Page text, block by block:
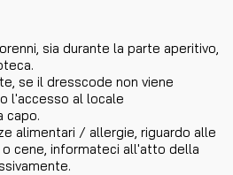
sia durante la parte aperitivo,
se il dresscode non viene
l'accesso al locale
capo.
alimentari / allergie, riguardo alle
cene, informateci all'atto della